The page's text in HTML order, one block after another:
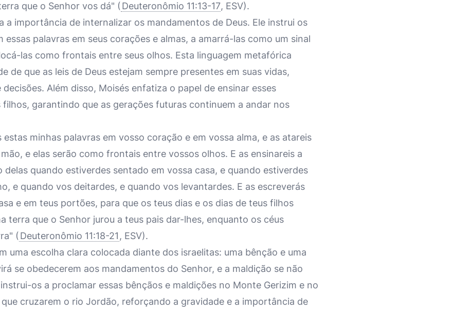
que o Senhor vos dá" ( Deuteronômio 11:13-17, ESV).
a importância de internalizar os mandamentos de Deus. Ele instrui os
essas palavras em seus corações e almas, a amarrá-las como um sinal
las como frontais entre seus olhos. Esta linguagem metafórica
de que as leis de Deus estejam sempre presentes em suas vidas,
decisões. Além disso, Moisés enfatiza o papel de ensinar esses
filhos, garantindo que as gerações futuras continuem a andar nos
minhas palavras em vosso coração e em vossa alma, e as atareis
e elas serão como frontais entre vossos olhos. E as ensinareis a
quando estiverdes sentado em vossa casa, e quando estiverdes
e quando vos deitardes, e quando vos levantardes. E as escreverás
e em teus portões, para que os teus dias e os dias de teus filhos
terra que o Senhor jurou a teus pais dar-lhes, enquanto os céus
( Deuteronômio 11:18-21 , ESV).
uma escolha clara colocada diante dos israelitas: uma bênção e uma
se obedecerem aos mandamentos do Senhor, e a maldição se não
os a proclamar essas bênçãos e maldições no Monte Gerizim e no
cruzarem o rio Jordão, reforçando a gravidade e a importância de